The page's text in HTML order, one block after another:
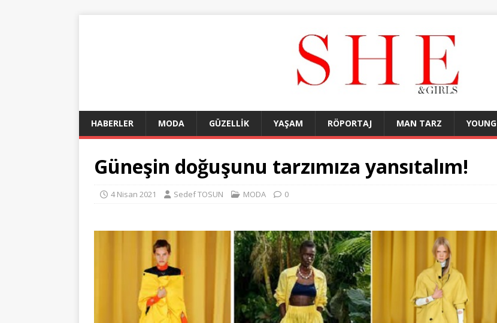
HABERLER MODA GÜZELLİK YAŞAM RÖPORTAJ MAN TARZ YOUNG
Güneşin doğuşunu tarzımıza yansıtalım!
4 Nisan 2021 Sedef TOSUN MODA 0